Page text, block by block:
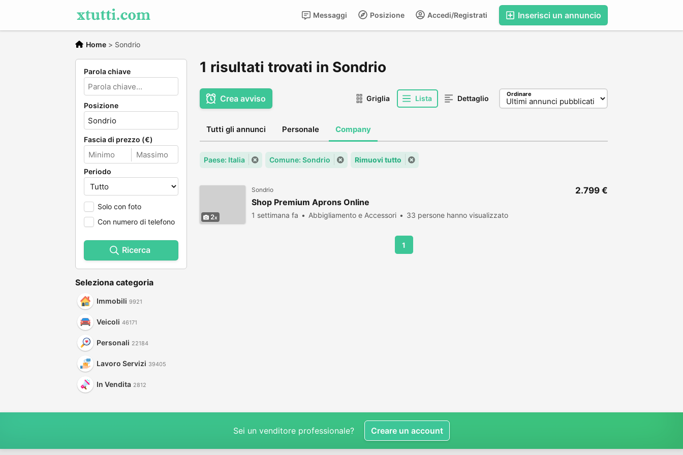
Inserisci un annuncio
Accedi/Registrati
Posizione
Messaggi
Home > Sondrio
Parola chiave
Posizione
Fascia di prezzo (€)
Periodo
Solo con foto
Con numero di telefono
Ricerca
Seleziona categoria
Immobili 9921
Veicoli 46171
Personali 22184
Lavoro Servizi 39405
In Vendita 2812
1 risultati trovati in Sondrio
Crea avviso Griglia Lista Dettaglio Ordinare
Tutti gli annunci Personale Company
Paese: Italia Comune: Sondrio Rimuovi tutto
2
Sondrio
Shop Premium Aprons Online
1 settimana fa Abbigliamento e Accessori 33 persone hanno visualizzato
2.799 €
1
Sei un venditore professionale? Creare un account